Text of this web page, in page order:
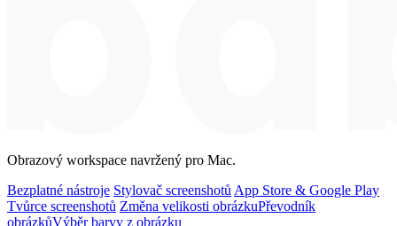
Obrazový workspace navržený pro Mac.
Bezplatné nástroje Stylovač screenshotů App Store & Google Play
Tvůrce screenshotů Změna velikosti obrázkuPřevodník
obrázkůVýběr barvy z obrázku